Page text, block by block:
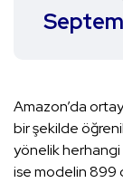
Amazon’da
bir şekilde
yönelik
ise modelin 899